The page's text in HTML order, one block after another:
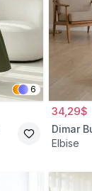
6
34,29$
Dimar
Elbise